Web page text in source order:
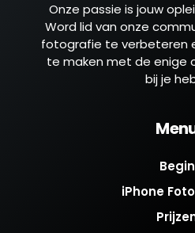
Onze passie is jouw
Word lid van onze
fotografie te verbeteren
te maken met de enige
bij je
Begin
iPhone